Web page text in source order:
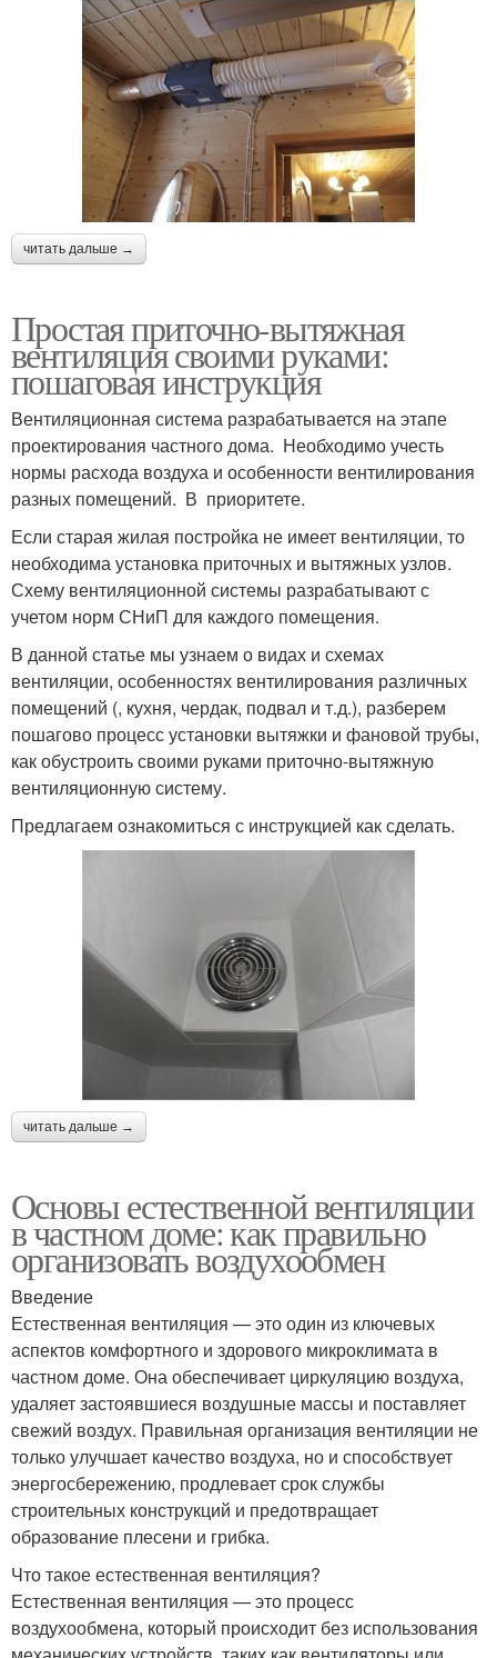
читать дальше →
Простая приточно-вытяжная
вентиляция своими руками:
пошаговая инструкция
Вентиляционная система разрабатывается на этапе
проектирования частного дома. Необходимо учесть
нормы расхода воздуха и особенности вентилирования
разных помещений. В приоритете.
Если старая жилая постройка не имеет вентиляции, то
необходима установка приточных и вытяжных узлов.
Схему вентиляционной системы разрабатывают с
учетом норм СНиП для каждого помещения.
В данной статье мы узнаем о видах и схемах
вентиляции, особенностях вентилирования различных
помещений (, кухня, чердак, подвал и т.д.), разберем
пошагово процесс установки вытяжки и фановой трубы,
как обустроить своими руками приточно-вытяжную
вентиляционную систему.
Предлагаем ознакомиться с инструкцией как сделать.
читать дальше →
Основы естественной вентиляции
в частном доме: как правильно
организовать воздухообмен
Введение
Естественная вентиляция — это один из ключевых
аспектов комфортного и здорового микроклимата в
частном доме. Она обеспечивает циркуляцию воздуха,
удаляет застоявшиеся воздушные массы и поставляет
свежий воздух. Правильная организация вентиляции не
только улучшает качество воздуха, но и способствует
энергосбережению, продлевает срок службы
строительных конструкций и предотвращает
образование плесени и грибка.
Что такое естественная вентиляция?
Естественная вентиляция — это процесс
воздухообмена, который происходит без использования